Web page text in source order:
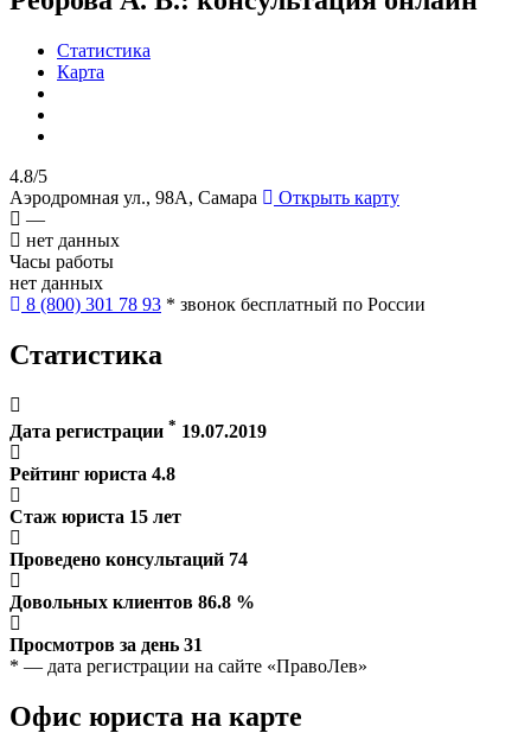
Статистика
Карта
4.8/5
Аэродромная ул., 98А, Самара
Открыть карту
—
нет данных
Часы работы
нет данных
8 (800) 301 78 93 * звонок бесплатный по России
Статистика
Дата регистрации * 19.07.2019
Рейтинг юриста 4.8
Стаж юриста 15 лет
Проведено консультаций 74
Довольных клиентов 86.8 %
Просмотров за день 31
* — дата регистрации на сайте «ПравоЛев»
Офис юриста на карте